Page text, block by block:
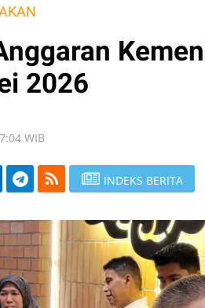
2026
WIB
INDEKS BERITA